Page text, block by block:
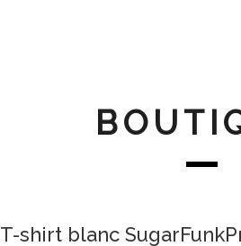
T-shirt blanc